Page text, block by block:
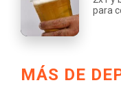
para
MÁS DE